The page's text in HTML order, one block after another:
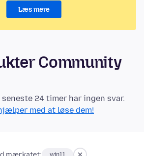
Læs mere
Community
24 timer har ingen svar.
med at løse dem!